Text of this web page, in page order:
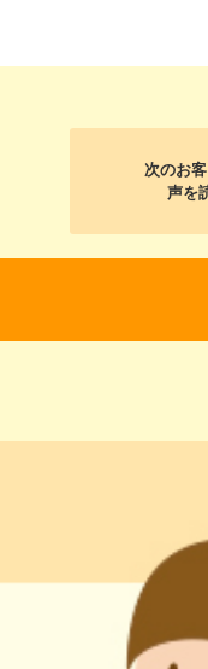
次のお
声を